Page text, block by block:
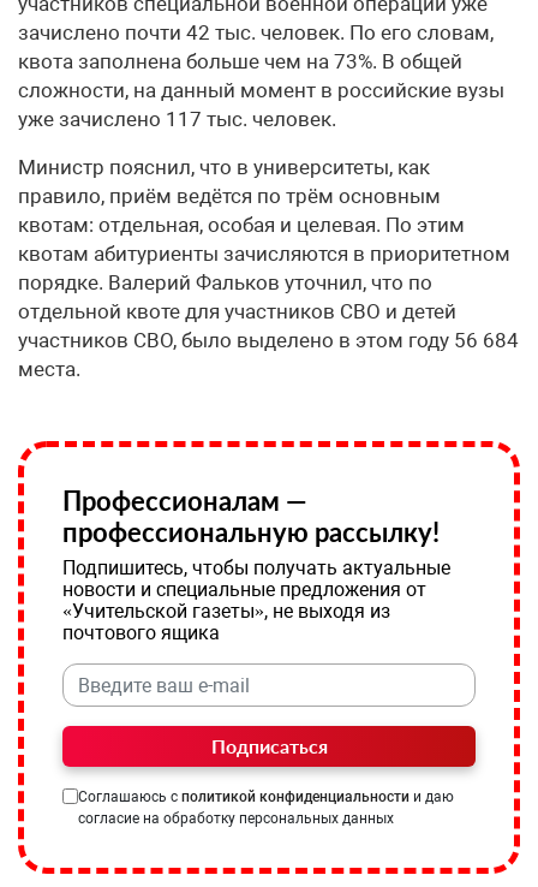
зачислено почти 42 тыс. человек. По его словам,
квота заполнена больше чем на 73%. В общей
сложности, на данный момент в российские вузы
уже зачислено 117 тыс. человек.
Министр пояснил, что в университеты, как
правило, приём ведётся по трём основным
квотам: отдельная, особая и целевая. По этим
квотам абитуриенты зачисляются в приоритетном
порядке. Валерий Фальков уточнил, что по
отдельной квоте для участников СВО и детей
участников СВО, было выделено в этом году 56 684
места.
Профессионалам —
профессиональную рассылку!
Подпишитесь, чтобы получать актуальные
новости и специальные предложения от
«Учительской газеты», не выходя из
почтового ящика
Подписаться
Соглашаюсь с политикой конфиденциальности и даю
согласие на обработку персональных данных